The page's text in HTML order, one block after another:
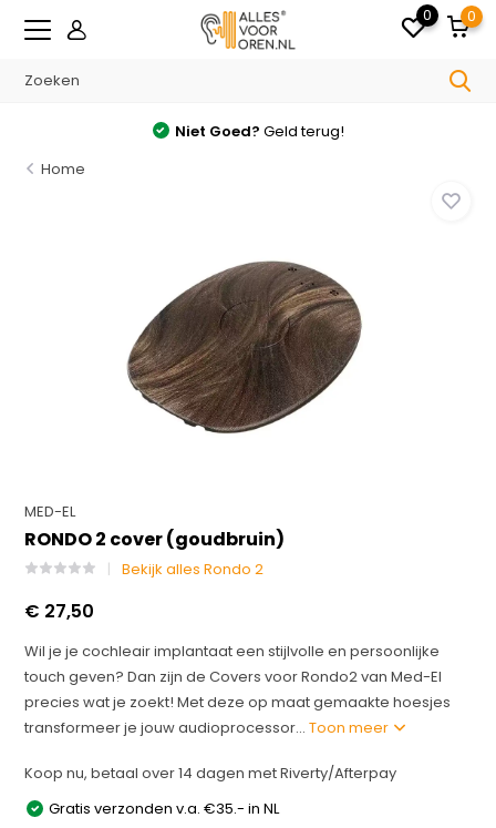
0 0
Niet Goed? Geld terug!
Home
MED-EL
RONDO 2 cover (goudbruin)
Bekijk alles Rondo 2
€ 27,50
Wil je je cochleair implantaat een stijlvolle en persoonlijke
touch geven? Dan zijn de Covers voor Rondo2 van Med-El
precies wat je zoekt! Met deze op maat gemaakte hoesjes
transformeer je jouw audioprocessor...Toon meer
Koop nu, betaal over 14 dagen met Riverty/Afterpay
Gratis verzonden v.a. €35.- in NL